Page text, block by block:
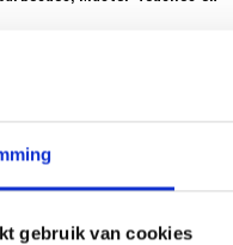
gebruik van cookies
part artikel